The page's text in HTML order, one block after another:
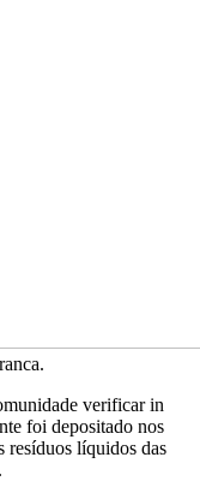
verificar in
foi depositado nos
resíduos líquidos das